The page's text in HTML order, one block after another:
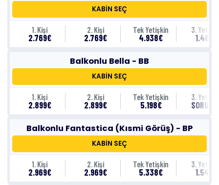
KABİN SEÇ
1. Kişi
2.769€
2. Kişi
2.769€
Tek Yetişkin
4.938€
3.
1.469€
Balkonlu Bella - BB
KABİN SEÇ
1. Kişi
2.899€
2. Kişi
2.899€
Tek Yetişkin
5.198€
3.
Balkonlu Fantastica (Kısmi Görüş) - BP
KABİN SEÇ
1. Kişi
2.969€
2. Kişi
2.969€
Tek Yetişkin
5.338€
3.
1.549€